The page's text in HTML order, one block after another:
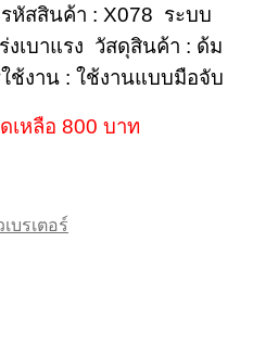
รหัสสินค้า : X078 ระบบ
เบาแรง วัสดุสินค้า : ด้ม
ช้งาน : ใช้งานแบบมือจับ
เหลือ 800 บาท
เบรเตอร์